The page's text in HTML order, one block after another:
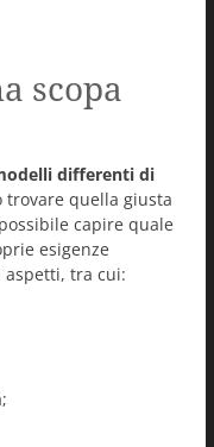
scopa
differenti di
trovare quella giusta
capire quale
esigenze
tra cui: